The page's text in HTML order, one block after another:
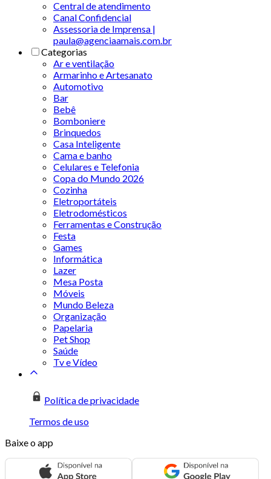
Central de atendimento
Canal Confidencial
Assessoria de Imprensa |
paula@agenciaamais.com.br
Categorias
Ar e ventilação
Armarinho e Artesanato
Automotivo
Bar
Bebê
Bomboniere
Brinquedos
Casa Inteligente
Cama e banho
Celulares e Telefonia
Copa do Mundo 2026
Cozinha
Eletroportáteis
Eletrodomésticos
Ferramentas e Construção
Festa
Games
Informática
Lazer
Mesa Posta
Móveis
Mundo Beleza
Organização
Papelaria
Pet Shop
Saúde
Tv e Vídeo
Política de privacidade
Termos de uso
Baixe o app